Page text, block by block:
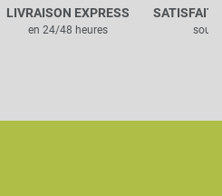
LIVRAISON EXPRESS
en 24/48 heures
SATISFAIT
sous